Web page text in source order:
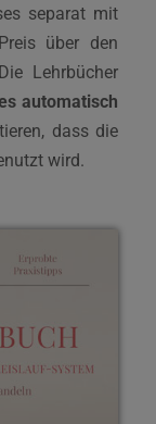
separat mit
über den
Lehrbücher
automatisch
dass die
wird.